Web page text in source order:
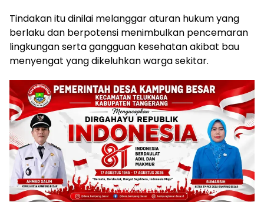
Tindakan itu dinilai melanggar aturan hukum yang
berlaku dan berpotensi menimbulkan pencemaran
lingkungan serta gangguan kesehatan akibat bau
menyengat yang dikeluhkan warga sekitar.